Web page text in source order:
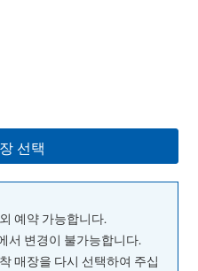
선택
예약 가능합니다.
서 변경이 불가능합니다.
매장을 다시 선택하여 주십